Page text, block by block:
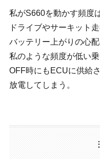
私がS660を動かす頻度
ドライブやサーキット
バッテリー上がりの心
私のような頻度が低い
OFF時にもECUに供給
放電してしまう。